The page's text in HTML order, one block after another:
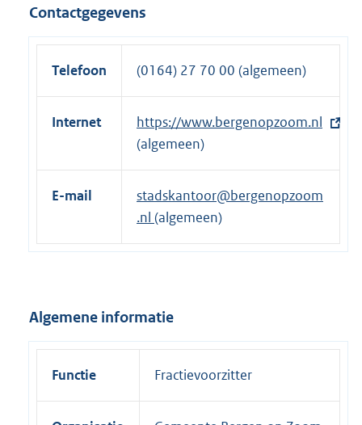
Contactgegevens
Telefoon (0164) 27 70 00 (algemeen)
Internet
E
x
t
e
e
n
k
https://www.bergenopzoom.nl
(algemeen)
E-mail
stadskantoor@bergenopzoom
.nl (algemeen)
Algemene informatie
Functie Fractievoorzitter